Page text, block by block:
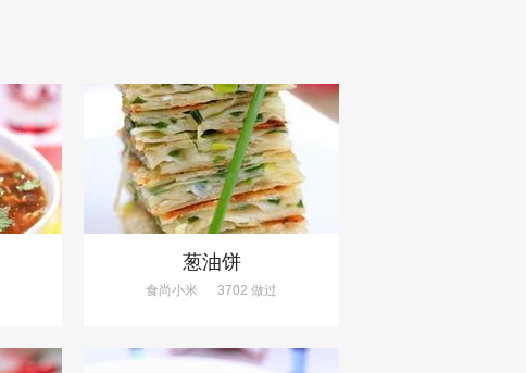
葱油饼
食尚小米 3702 做过